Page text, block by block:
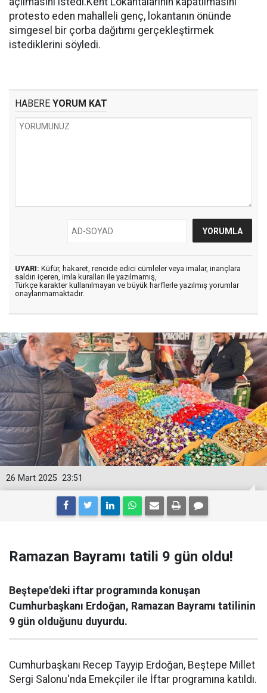
protesto eden mahalleli genç, lokantanın önünde
simgesel bir çorba dağıtımı gerçekleştirmek
istediklerini söyledi.
HABERE YORUM KAT
UYARI: Küfür, hakaret, rencide edici cümleler veya imalar, inançlara
saldırı içeren, imla kuralları ile yazılmamış,
Türkçe karakter kullanılmayan ve büyük harflerle yazılmış yorumlar
onaylanmamaktadır.
23:51
26 Mart 2025
Ramazan Bayramı tatili 9 gün oldu!
Beştepe'deki iftar programında konuşan
Cumhurbaşkanı Erdoğan, Ramazan Bayramı tatilinin
9 gün olduğunu duyurdu.
Cumhurbaşkanı Recep Tayyip Erdoğan, Beştepe Millet
Sergi Salonu'nda Emekçiler ile İftar programına katıldı.